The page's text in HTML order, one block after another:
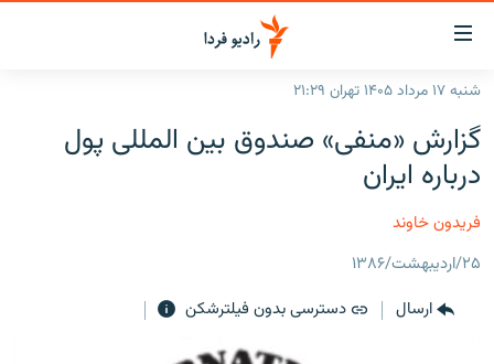
لینک‌های
قابلیت
دسترسی
بازگشت
منوی
اصلی
جستجو
ایران
جهان
رادیو
انتخاب کنید و بشنوید
برنامه‌های رادیویی
پادکست
چندرسانه‌ای
شنبه ۱۷ مرداد ۱۴۰۵ تهران ۲۱:۲۹
گزارش «منفی» صندوق بین المللی پول
درباره ایران
فریدون خاوند
۲۵/اردیبهشت/۱۳۸۶
ارسال
دسترسی بدون فیلترشکن